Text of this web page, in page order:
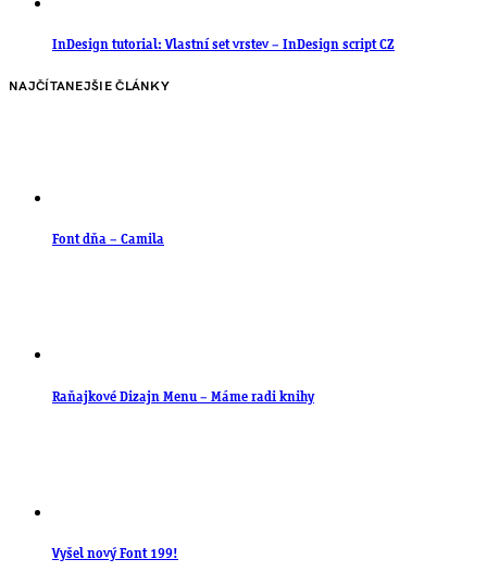
InDesign tutorial: Vlastní set vrstev – InDesign script CZ
NAJČÍTANEJŠIE ČLÁNKY
Font dňa – Camila
Raňajkové Dizajn Menu – Máme radi knihy
Vyšel nový Font 199!